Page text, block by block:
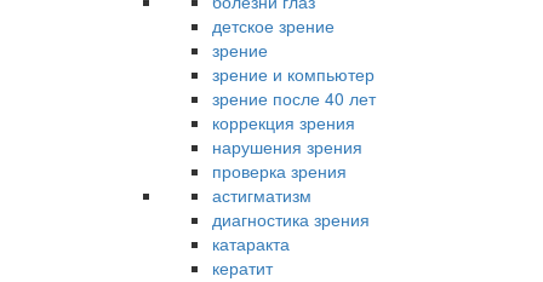
детское зрение
зрение
зрение и компьютер
зрение после 40 лет
коррекция зрения
нарушения зрения
проверка зрения
астигматизм
диагностика зрения
катаракта
кератит